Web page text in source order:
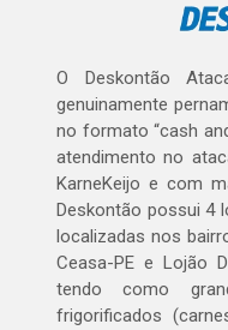
O Deskontão
genuinamente
no formato “cash
atendimento no
KarneKeijo e com
Deskontão possui 4
localizadas nos
Ceasa-PE e Lojão
tendo como
frigorificados